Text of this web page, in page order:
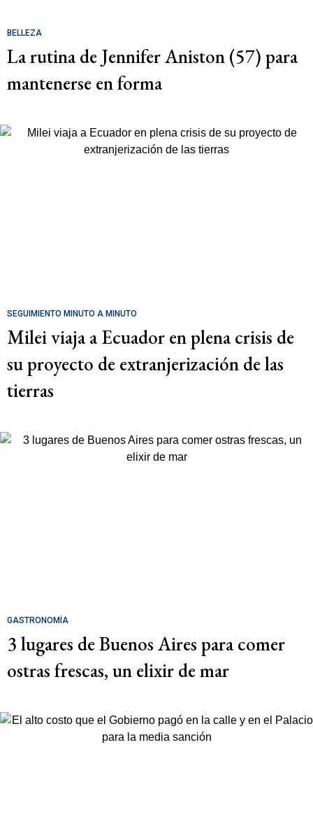
BELLEZA
La rutina de Jennifer Aniston (57) para
mantenerse en forma
SEGUIMIENTO MINUTO A MINUTO
Milei viaja a Ecuador en plena crisis de
su proyecto de extranjerización de las
tierras
GASTRONOMÍA
3 lugares de Buenos Aires para comer
ostras frescas, un elixir de mar